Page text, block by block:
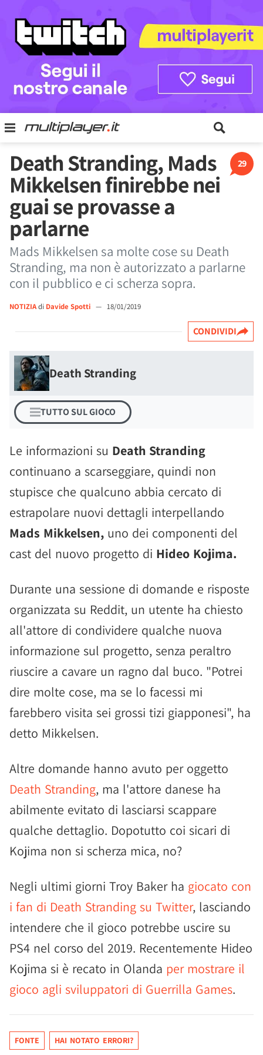
29
Death Stranding, Mads
Mikkelsen finirebbe nei
guai se provasse a
parlarne
Mads Mikkelsen sa molte cose su Death
Stranding, ma non è autorizzato a parlarne
con il pubblico e ci scherza sopra.
NOTIZIAdi Davide Spotti — 18/01/2019
CONDIVIDI
Death Stranding
TUTTO SUL GIOCO
Le informazioni su Death Stranding
continuano a scarseggiare, quindi non
stupisce che qualcuno abbia cercato di
estrapolare nuovi dettagli interpellando
Mads Mikkelsen, uno dei componenti del
cast del nuovo progetto di Hideo Kojima.
Durante una sessione di domande e risposte
organizzata su Reddit, un utente ha chiesto
all'attore di condividere qualche nuova
informazione sul progetto, senza peraltro
riuscire a cavare un ragno dal buco. "Potrei
dire molte cose, ma se lo facessi mi
farebbero visita sei grossi tizi giapponesi", ha
detto Mikkelsen.
Altre domande hanno avuto per oggetto
Death Stranding, ma l'attore danese ha
abilmente evitato di lasciarsi scappare
qualche dettaglio. Dopotutto coi sicari di
Kojima non si scherza mica, no?
Negli ultimi giorni Troy Baker ha giocato con
i fan di Death Stranding su Twitter, lasciando
intendere che il gioco potrebbe uscire su
PS4 nel corso del 2019. Recentemente Hideo
Kojima si è recato in Olanda per mostrare il
gioco agli sviluppatori di Guerrilla Games.
FONTE HAI NOTATO ERRORI?